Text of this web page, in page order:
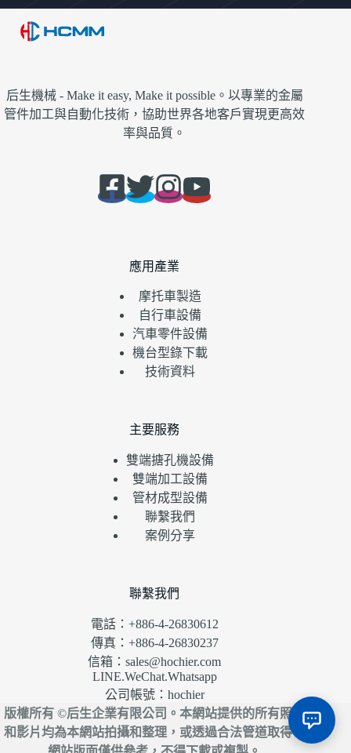
后生機械 - Make it easy, Make it possible。以專業的金屬
管件加工與自動化技術，協助世界各地客戶實現更高效
率與品質。
應用產業
摩托車製造
自行車設備
汽車零件設備
機台型錄下載
技術資料
主要服務
雙端搪孔機設備
雙端加工設備
管材成型設備
聯繫我們
案例分享
聯繫我們
電話：+886-4-26830612
傳真：+886-4-26830237
信箱：sales@hochier.com
LINE.WeChat.Whatsapp
公司帳號：hochier
版權所有 ©后生企業有限公司。本網站提供的所有照片
和影片均為本網站拍攝和整理，或透過合法管道取得。